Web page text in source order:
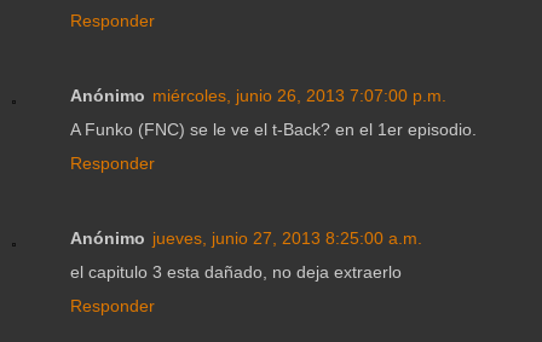
Responder
Anónimo miércoles, junio 26, 2013 7:07:00 p.m.
A Funko (FNC) se le ve el t-Back? en el 1er episodio.
Responder
Anónimo jueves, junio 27, 2013 8:25:00 a.m.
el capitulo 3 esta dañado, no deja extraerlo
Responder